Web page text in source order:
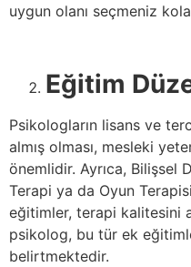
uygun olanı seçmeniz
Eğitim
Psikologların lisans ve
almış olması, mesleki
önemlidir. Ayrıca, Bilişsel
Terapi ya da Oyun
eğitimler, terapi kalitesini
psikolog, bu tür ek
belirtmektedir.